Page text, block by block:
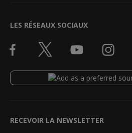
LES RÉSEAUX SOCIAUX
RECEVOIR LA NEWSLETTER